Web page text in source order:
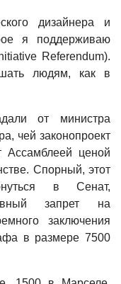
дизайнера и
я поддерживаю
Referendum).
людям, как в
от министра
чей законопроект
Ассамблеей ценой
Спорный, этот
в Сенат,
запрет на
заключения
в размере 7500